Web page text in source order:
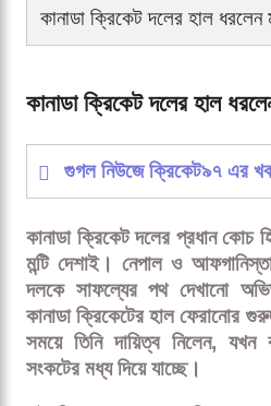
কানাডা ক্রিকেট দলের হাল ধরলেন
কানাডা ক্রিকেট দলের হাল